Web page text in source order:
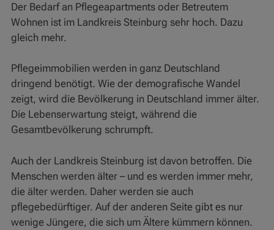
Der Bedarf an Pflegeapartments oder Betreutem
Wohnen ist im Landkreis Steinburg sehr hoch. Dazu
gleich mehr.
Pflegeimmobilien werden in ganz Deutschland
dringend benötigt. Wie der demografische Wandel
zeigt, wird die Bevölkerung in Deutschland immer älter.
Die Lebenserwartung steigt, während die
Gesamtbevölkerung schrumpft.
Auch der Landkreis Steinburg ist davon betroffen. Die
Menschen werden älter – und es werden immer mehr,
die älter werden. Daher werden sie auch
pflegebedürftiger. Auf der anderen Seite gibt es nur
wenige Jüngere, die sich um Ältere kümmern können.